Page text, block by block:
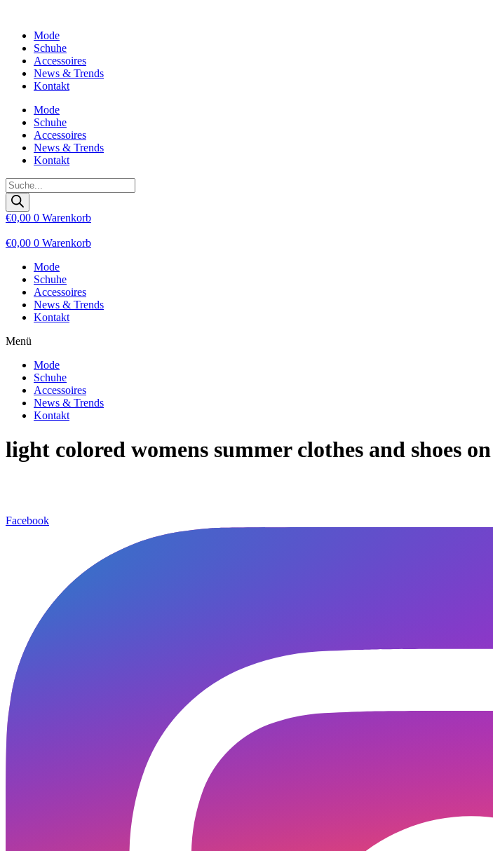
wechselnMode
Schuhe
Accessoires
News & Trends
Kontakt
Mode
Schuhe
Accessoires
News & Trends
Kontakt
Products
search
€0,00 0 Warenkorb
€0,00 0 Warenkorb
Mode
Schuhe
Accessoires
News & Trends
Kontakt
Menü
Mode
Schuhe
Accessoires
News & Trends
Kontakt
light colored womens summer clothes and shoes
Facebook